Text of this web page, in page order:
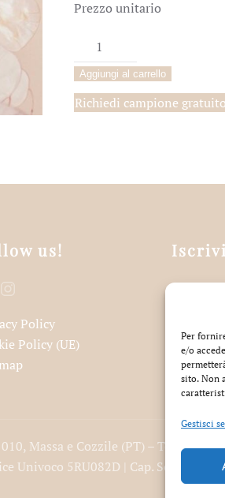
Per
e/o
sito. Non
Gestisci
Prezzo unitario
Segnaposto
"Classica
avorio"
quantità
Aggiungi al carrello
Richiedi campione gratuito
us!
Policy
Policy (UE)
Massa e Cozzile (PT) – Telefono
Univoco 5RU082D | Cap. Soc. €